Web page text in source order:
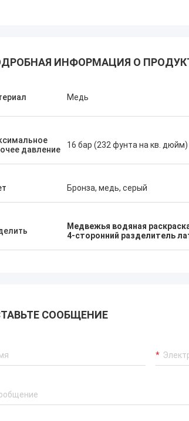
ИНФОРМАЦИЯ О
Медь
давление
16 бар (232 фунта на кв. дюйм)
Бронза, медь, серый
Медвежья водяная
4-сторонний разделитель
СООБЩЕНИЕ